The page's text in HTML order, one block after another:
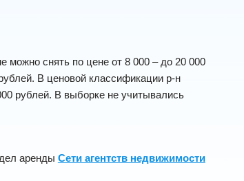
можно снять по цене от 8 000 – до 20 000
В ценовой классификации р-н
рублей. В выборке не учитывались
аренды Сети агентств недвижимости